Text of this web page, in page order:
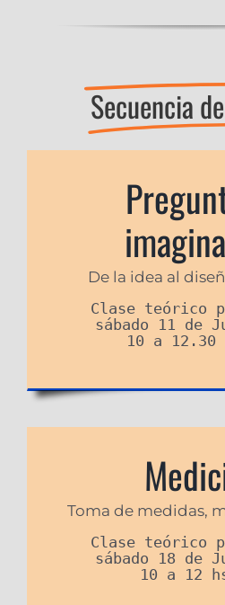
Secuencia
De la idea al
Clase teórico
sábado 11 de
10 a 12.30
Toma de medidas,
Clase teórico
sábado 18 de
10 a 12